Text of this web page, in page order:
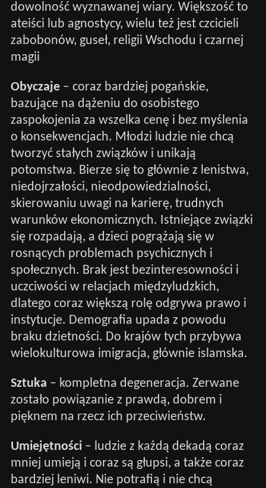
dowolność wyznawanej wiary. Większość to
ateiści lub agnostycy, wielu też jest czcicieli
zabobonów, guseł, religii Wschodu i czarnej
magii
Obyczaje– coraz bardziej pogańskie,
bazujące na dążeniu do osobistego
zaspokojenia za wszelka cenę i bez myślenia
o konsekwencjach. Młodzi ludzie nie chcą
tworzyć stałych związków i unikają
potomstwa. Bierze się to głównie z lenistwa,
niedojrzałości, nieodpowiedzialności,
skierowaniu uwagi na karierę, trudnych
warunków ekonomicznych. Istniejące związki
się rozpadają, a dzieci pogrążają się w
rosnących problemach psychicznych i
społecznych. Brak jest bezinteresowności i
uczciwości w relacjach międzyludzkich,
dlatego coraz większą rolę odgrywa prawo i
instytucje. Demografia upada z powodu
braku dzietności. Do krajów tych przybywa
wielokulturowa imigracja, głównie islamska.
Sztuka – kompletna degeneracja. Zerwane
zostało powiązanie z prawdą, dobrem i
pięknem na rzecz ich przeciwieństw.
Umiejętności – ludzie z każdą dekadą coraz
mniej umieją i coraz są głupsi, a także coraz
bardziej leniwi. Nie potrafią i nie chcą